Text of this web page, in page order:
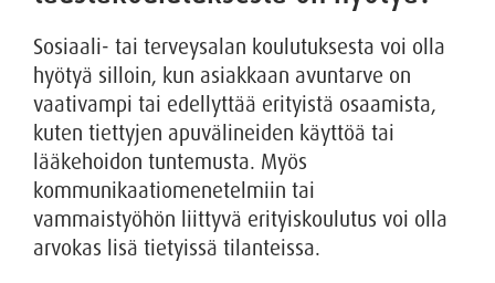
Sosiaali- tai terveysalan koulutuksesta voi olla
hyötyä silloin, kun asiakkaan avuntarve on
vaativampi tai edellyttää erityistä osaamista,
kuten tiettyjen apuvälineiden käyttöä tai
lääkehoidon tuntemusta. Myös
kommunikaatiomenetelmiin tai
vammaistyöhön liittyvä erityiskoulutus voi olla
arvokas lisä tietyissä tilanteissa.